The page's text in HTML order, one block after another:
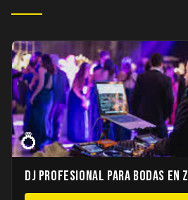
💍
DJ Profesional para Bodas en